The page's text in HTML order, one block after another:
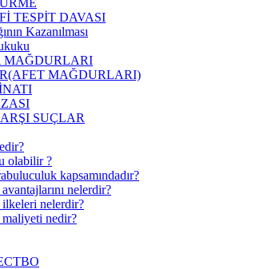
TESPİT DAVASI
Kazanılması
MAĞDURLARI
MAĞDURLARI)
SUÇLAR
olabilir ?
kapsamındadır?
nelerdir?
nelerdir?
nedir?